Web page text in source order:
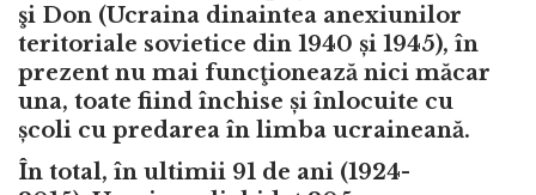
şi Don (Ucraina dinaintea anexiunilor
teritoriale sovietice din 1940 și 1945), în
prezent nu mai funcţionează nici măcar
una, toate fiind închise și înlocuite cu
școli cu predarea în limba ucraineană.
În total, în ultimii 91 de ani (1924-